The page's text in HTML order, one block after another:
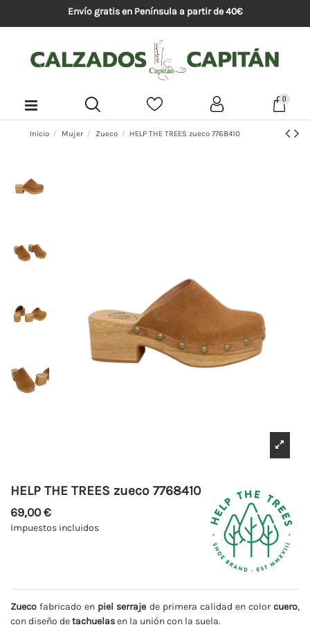
Envío gratis en Península a partir de 40€
0
Inicio Mujer Zueco HELP THE TREES zueco 7768410
HELP THE TREES zueco 7768410
69,00 €
Impuestos incluidos
Zueco fabricado en piel serraje de primera calidad en colorcuero,
con diseño detachuelasen la unión con la suela.